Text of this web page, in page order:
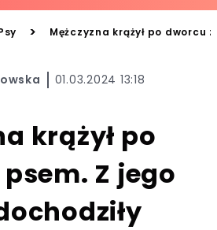
> Mężczyzna krążył po dworcu
01.03.2024 13:18
krążył po
Z jego